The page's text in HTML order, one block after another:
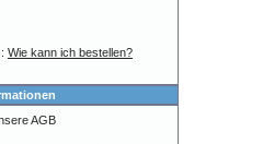
Wie kann ich bestellen?
AGB